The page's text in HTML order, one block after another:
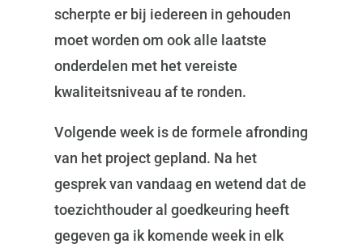
scherpte er bij iedereen in gehouden
moet worden om ook alle laatste
onderdelen met het vereiste
kwaliteitsniveau af te ronden.
Volgende week is de formele afronding
van het project gepland. Na het
gesprek van vandaag en wetend dat de
toezichthouder al goedkeuring heeft
gegeven ga ik komende week in elk